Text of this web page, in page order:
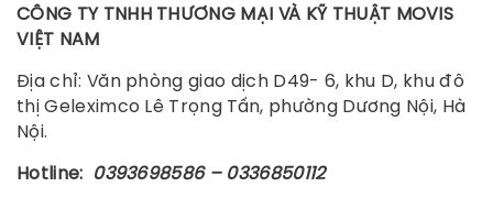
CÔNG TY TNHH THƯƠNG MẠI VÀ KỸ THUẬT MOVIS
VIỆT NAM
Địa chỉ: Văn phòng giao dịch D49- 6, khu D, khu đô
thị Geleximco Lê Trọng Tấn, phường Dương Nội, Hà
Nội.
Hotline: 0393698586 – 0336850112